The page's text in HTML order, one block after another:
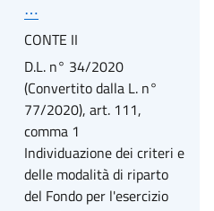
⋯
CONTE II
D.L. n° 34/2020
(Convertito dalla L. n°
77/2020), art. 111,
comma 1
Individuazione dei criteri e
delle modalità di riparto
del Fondo per l'esercizio